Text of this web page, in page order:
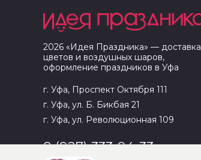
2026 «Идея Праздника» — доставка
цветов и воздушных шаров,
оформление праздников в Уфа
г. Уфа, Проспект Октября 111
г. Уфа, ул. Б. Бикбая 21
г. Уфа, ул. Революционная 109
8 (927) 333-94-33